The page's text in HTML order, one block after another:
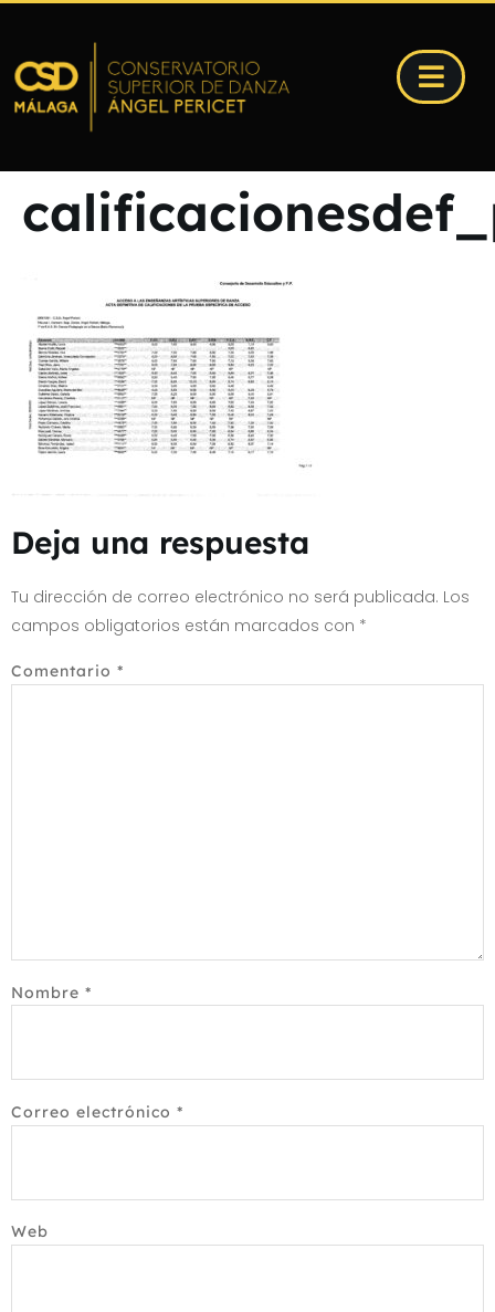
Deja una respuesta
Tu dirección de correo electrónico no será publicada. Los
campos obligatorios están marcados con *
Comentario *
Nombre *
Correo electrónico *
Web